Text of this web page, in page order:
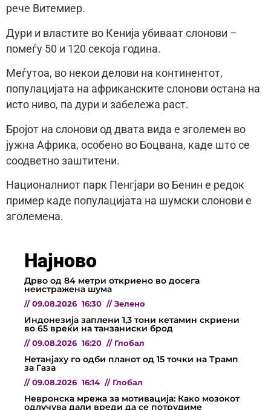
рече Витемиер.
Дури и властите во Кенија убиваат слонови –
помеѓу 50 и 120 секоја година.
Меѓутоа, во некои делови на континентот,
популацијата на африканските слонови остана на
исто ниво, па дури и забележа раст.
Бројот на слонови од двата вида е зголемен во
јужна Африка, особено во Боцвана, каде што се
соодветно заштитени.
Националниот парк Пенгјари во Бенин е редок
пример каде популацијата на шумски слонови е
зголемена.
Најново
Дрво од 84 метри откриено во досега
неистражена шума
// 09.08.2026 16:30 // Зелено
Индонезија заплени 1,3 тони кетамин скриени
во 65 вреќи на танзаниски брод
// 09.08.2026 16:20 // Глобал
Нетанјаху го одби планот од 15 точки на Трамп
за Газа
// 09.08.2026 16:14 // Глобал
Невронска мрежа за мотивација: Како мозокот
одлучува дали вреди да се потрудиме